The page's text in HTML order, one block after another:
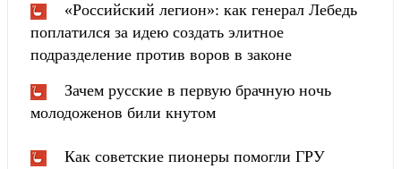
«Российский легион»: как генерал Лебедь
поплатился за идею создать элитное
подразделение против воров в законе
Зачем русские в первую брачную ночь
молодоженов били кнутом
Как советские пионеры помогли ГРУ